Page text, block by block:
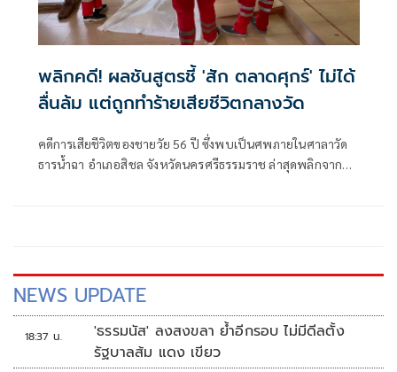
พลิกคดี! ผลชันสูตรชี้ 'สัก ตลาดศุกร์' ไม่ได้
ลื่นล้ม แต่ถูกทำร้ายเสียชีวิตกลางวัด
คดีการเสียชีวิตของชายวัย 56 ปี ซึ่งพบเป็นศพภายในศาลาวัด
ธารน้ำฉา อำเภอสิชล จังหวัดนครศรีธรรมราช ล่าสุดพลิกจาก
NEWS UPDATE
18:37 น.
'ธรรมนัส' ลงสงขลา ย้ำอีกรอบ ไม่มีดีลตั้ง
รัฐบาลส้ม แดง เขียว